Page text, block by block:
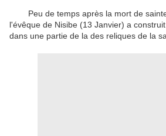
Peu de temps après la mort de
l'évêque de Nisibe (13 Janvier) a
dans une partie de la des reliques de la